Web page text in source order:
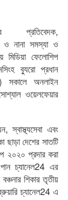
প্রতিবেদক,
ও নানা সমস্যা ও
মিডিয়া ফেলোশিপ
ব্যুরো প্রধান
সকালে অনলাইন
ওয়েলফেয়ার
স্বাস্থ্যসেবা এবং
ছাড়া দেশের সাতটি
২০২০ প্রদার করা
চ্যানেল24 এর
শিকার তৃতীয়
চ্যানেল24 এ